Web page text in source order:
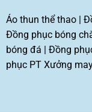
Áo thun thể thao|
Đồng phục bóng
bóng đá | Đồng
phục PT Xưởng